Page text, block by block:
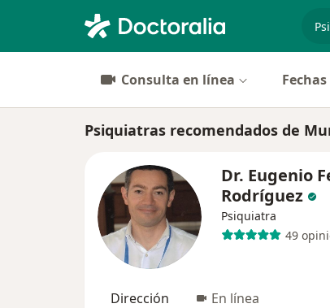
Consulta en línea
Psiquiatras recomendados de
Dr. Eugenio
Rodríguez
Psiquiatra
49
Dirección En línea